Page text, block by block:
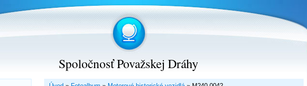
Spoločnosť Považskej Dráhy